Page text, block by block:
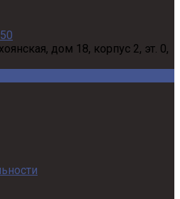
дом 18, корпус 2, эт. 0,